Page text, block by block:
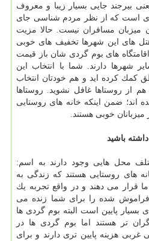
بیرجند جایی بسیار زیبا و معروف
است كه از نظر مردم شناسی جای
میزبان مسافران نیست. حالا مزیت
های این شهرها تخفیف های خوبی
های بوم گردی شان باز قیمت
شهرها دارند. شما با انتخاب این
كمك كرده اید و هم خودتان انتخاب
از روستاها غافل نشوید. روستاها
اند؛ ضمن اینكه خانه های روستایی
خوبی هستند.
محل هایی وجود دارند به اسم:
های روستایی هستند كه زندگی به
قرار می دهند و در واقع تجربه یك
شده را برای شما زنده می
بسیار پایین است البته بوم گردی ها
تر هستند اما بوم گردی ها در
هزینه پایین تری دارند و برای